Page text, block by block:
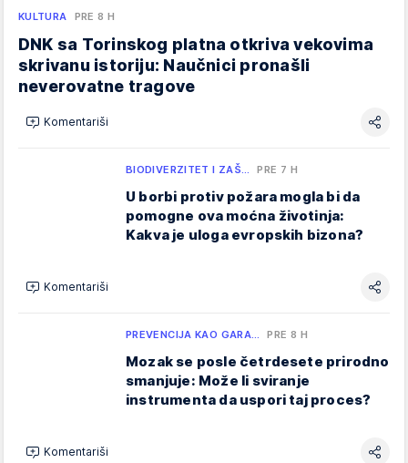
KULTURA PRE 8 H
DNK sa Torinskog platna otkriva vekovima
skrivanu istoriju: Naučnici pronašli
neverovatne tragove
Komentariši
BIODIVERZITET I ZAŠ… PRE 7 H
U borbi protiv požara mogla bi da
pomogne ova moćna životinja:
Kakva je uloga evropskih bizona?
Komentariši
PREVENCIJA KAO GARA… PRE 8 H
Mozak se posle četrdesete prirodno
smanjuje: Može li sviranje
instrumenta da uspori taj proces?
Komentariši